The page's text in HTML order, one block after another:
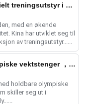
De beste produsentene av kommersielt treningsutstyr i Kina
med en økende
Kina har utviklet seg til
av treningsutstyr......
En førsteklasses produsent av olympiske vektstenger ， Å velge Leadman Fitness
holdbare olympiske
skiller seg ut i